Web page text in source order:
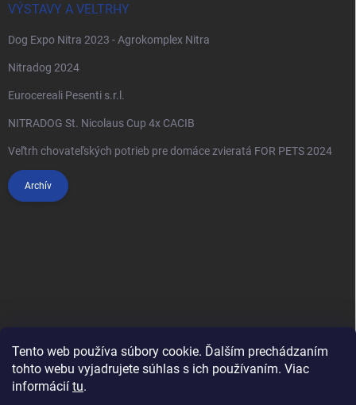
Tento web používa súbory cookie. Ďalším prechádzaním
tohto webu vyjadrujete súhlas s ich používaním. Viac
informácií tu.
VÝSTAVY A VELTRHY
Dog Expo Nitra 2023 - Agrokomplex Nitra
Nitradog 2024
Eurocereali Pesenti s.r.l.
NITRADOG St. Nicolaus Cup 4x CACIB
Veľtrh chovateľských potrieb pre domáce zvieratá FOR PETS 2024
Archív